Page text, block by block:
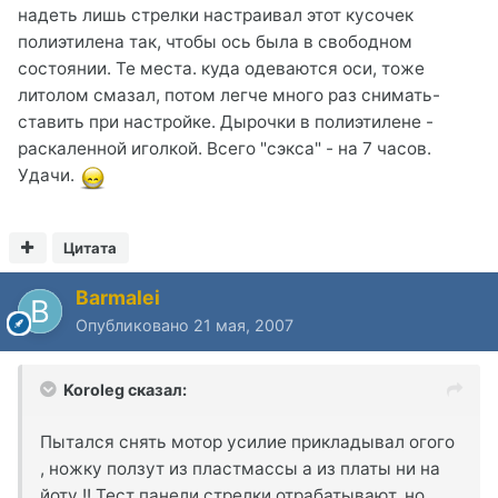
надеть лишь стрелки настраивал этот кусочек
полиэтилена так, чтобы ось была в свободном
состоянии. Те места. куда одеваются оси, тоже
литолом смазал, потом легче много раз снимать-
ставить при настройке. Дырочки в полиэтилене -
раскаленной иголкой. Всего "сэкса" - на 7 часов.
Удачи.
Цитата
Barmalei
Опубликовано 21 мая, 2007
Koroleg сказал:
Пытался снять мотор усилие прикладывал огого
, ножку ползут из пластмассы а из платы ни на